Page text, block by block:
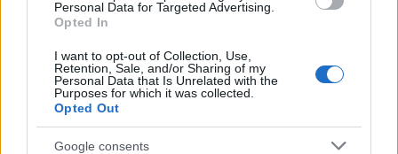
Personal Data for Targeted Advertising.
Opted In
I want to opt-out of Collection, Use,
Retention, Sale, and/or Sharing of my
Personal Data that Is Unrelated with the
Purposes for which it was collected.
Opted Out
Google consents
Nome
Eureka Bridged PAX
Gold (Terra
(PAXG)
$4,187.30